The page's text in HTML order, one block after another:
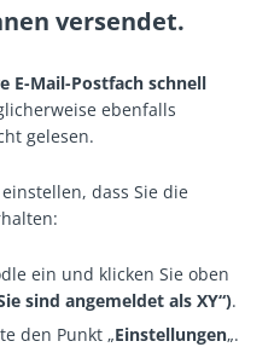
versendet.
E-Mail-Postfach schnell
ebenfalls
gelesen.
dass Sie die
ein und klicken Sie oben
sind angemeldet als XY“).
den Punkt „Einstellungen„.